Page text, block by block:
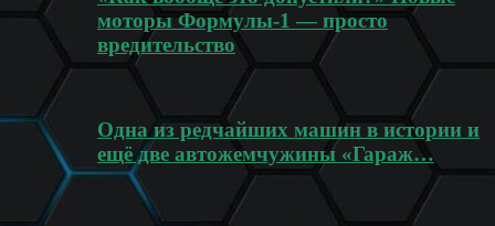
моторы Формулы-1 — просто
вредительство
Одна из редчайших машин в истории и
ещё две автожемчужины «Гараж…